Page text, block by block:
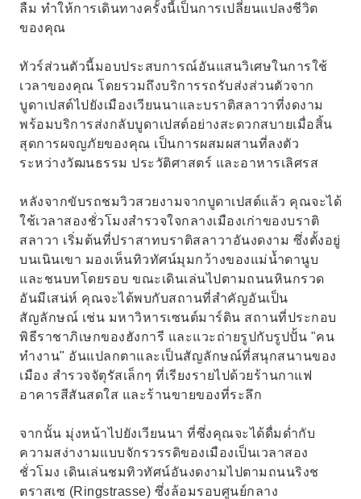
ลืม ทำให้การเดินทางครั้งนี้เป็นการเปลี่ยนแปลงชีวิต
ของคุณ
ทัวร์ส่วนตัวนี้มอบประสบการณ์อันแสนวิเศษในการใช้
เวลาของคุณ โดยรวมถึงบริการรถรับส่งส่วนตัวจาก
บูดาเปสต์ไปยังเมืองเวียนนาและบราติสลาวาที่งดงาม
พร้อมบริการส่งกลับบูดาเปสต์อย่างสะดวกสบายเมื่อสิ้น
สุดการผจญภัยของคุณ เป็นการผสมผสานที่ลงตัว
ระหว่างวัฒนธรรม ประวัติศาสตร์ และอาหารเลิศรส
หลังจากขับรถชมวิวสวยงามจากบูดาเปสต์แล้ว คุณจะได้
ใช้เวลาสองชั่วโมงสำรวจใจกลางเมืองเก่าของบราติ
สลาวา เริ่มต้นที่ปราสาทบราติสลาวาอันงดงาม ซึ่งตั้งอยู่
บนเนินเขา มองเห็นทิวทัศน์มุมกว้างของแม่น้ำดานูบ
และชนบทโดยรอบ ขณะเดินเล่นไปตามถนนหินกรวด
อันมีเสน่ห์ คุณจะได้พบกับสถานที่สำคัญอันเป็น
สัญลักษณ์ เช่น มหาวิหารเซนต์มาร์ติน สถานที่ประกอบ
พิธีราชาภิเษกของฮังการี และแวะถ่ายรูปกับรูปปั้น "คน
ทำงาน" อันแปลกตาและเป็นสัญลักษณ์ที่สนุกสนานของ
เมือง สำรวจจัตุรัสเล็กๆ ที่เรียงรายไปด้วยร้านกาแฟ
อาคารสีสันสดใส และร้านขายของที่ระลึก
จากนั้น มุ่งหน้าไปยังเวียนนา ที่ซึ่งคุณจะได้ดื่มด่ำกับ
ความสง่างามแบบจักรวรรดิของเมืองเป็นเวลาสอง
ชั่วโมง เดินเล่นชมทิวทัศน์อันงดงามไปตามถนนริงช
ตราสเซ (Ringstrasse) ซึ่งล้อมรอบศูนย์กลาง